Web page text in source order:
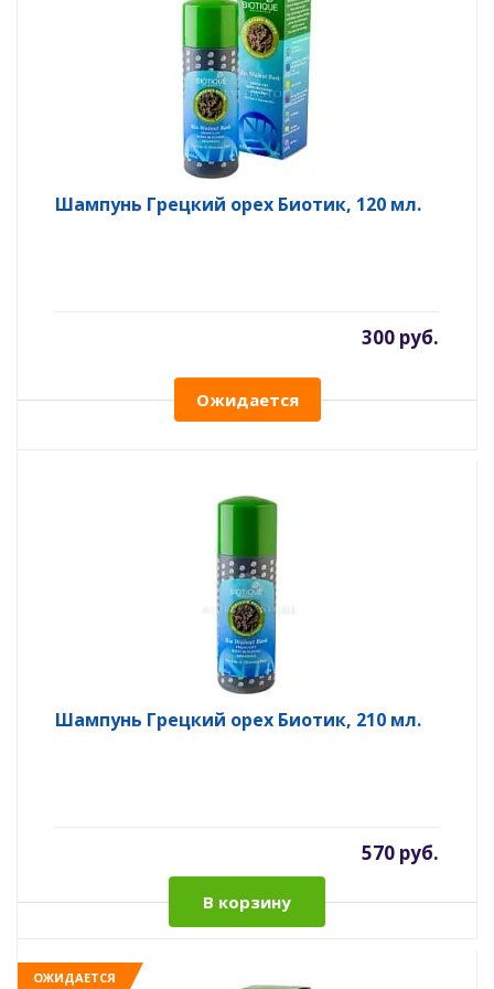
Шампунь Грецкий орех Биотик, 120 мл.
300 руб.
Ожидается
Шампунь Грецкий орех Биотик, 210 мл.
570 руб.
В корзину
ОЖИДАЕТСЯ